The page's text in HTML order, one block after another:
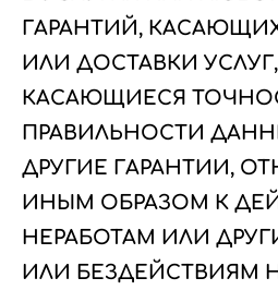
ГАРАНТИЙ,
ИЛИ ДОСТАВКИ УСЛУГ,
КАСАЮЩИЕСЯ
ПРАВИЛЬНОСТИ
ДРУГИЕ ГАРАНТИИ,
ИНЫМ ОБРАЗОМ К
НЕРАБОТАМ ИЛИ
ИЛИ БЕЗДЕЙСТВИЯМ